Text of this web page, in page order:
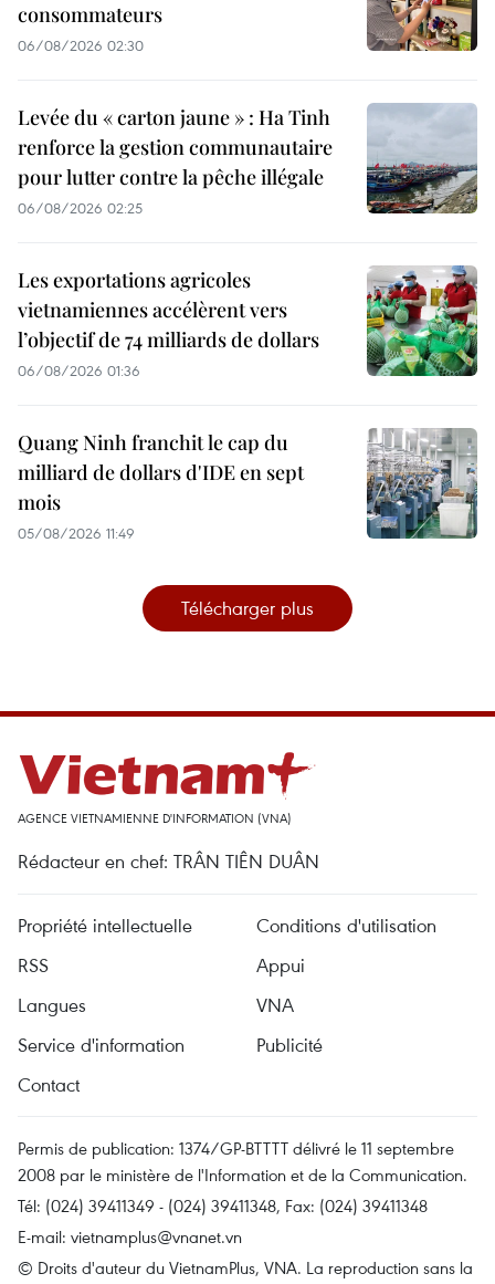
consommateurs
06/08/2026 02:30
Levée du « carton jaune » : Ha Tinh
renforce la gestion communautaire
pour lutter contre la pêche illégale
06/08/2026 02:25
Les exportations agricoles
vietnamiennes accélèrent vers
l’objectif de 74 milliards de dollars
06/08/2026 01:36
Quang Ninh franchit le cap du
milliard de dollars d'IDE en sept
mois
05/08/2026 11:49
Télécharger plus
AGENCE VIETNAMIENNE D'INFORMATION (VNA)
Rédacteur en chef: TRÂN TIÊN DUÂN
Propriété intellectuelle
Conditions d'utilisation
RSS
Appui
Langues
VNA
Service d'information
Publicité
Contact
Permis de publication: 1374/GP-BTTTT délivré le 11 septembre
2008 par le ministère de l'Information et de la Communication.
Tél: (024) 39411349 - (024) 39411348, Fax: (024) 39411348
E-mail: vietnamplus@vnanet.vn
© Droits d'auteur du VietnamPlus, VNA. La reproduction sans la